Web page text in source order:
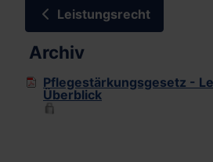
Leistungsrecht
Archiv
Pflegestärkungsgesetz -
Überblick